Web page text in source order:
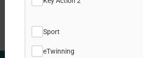
Sport
eTwinning